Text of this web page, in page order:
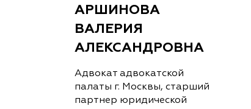
АРШИНОВА
ВАЛЕРИЯ
АЛЕКСАНДРОВНА
Адвокат адвокатской
палаты г. Москвы, старший
партнер юридической